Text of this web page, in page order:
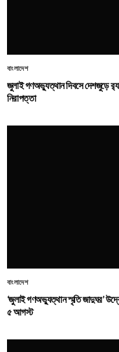
বাংলাদেশ
জুলাই গণঅভ্যুত্থান দিবসে দেশজুড়ে
নিরাপত্তা
বাংলাদেশ
‘জুলাই গণঅভ্যুত্থান স্মৃতি জাদুঘর’
৫ আগস্ট